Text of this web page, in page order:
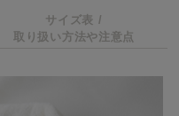
サイズ表 /
取り扱い方法や注意点